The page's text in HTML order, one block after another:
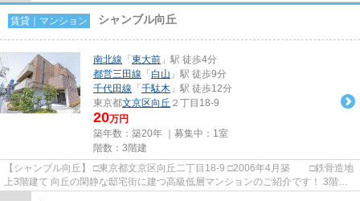
賃貸｜マンション シャンブル向丘
南北線 「 東大前 」駅 徒歩4分
都営三田線 「 白山 」駅 徒歩9分
千代田線 「 千駄木 」駅 徒歩12分
東京都文京区向丘 ２丁目18-9
20万円
築年数：築20年 ｜募集中： 1室
階数：3階建
【シャンブル向丘】 □東京都文京区向丘二丁目18-9 □2006年4月築 □鉄骨造地
上3階建て 向丘の閑静な邸宅街に建つ高級低層マンションのご紹介です！ 3階建